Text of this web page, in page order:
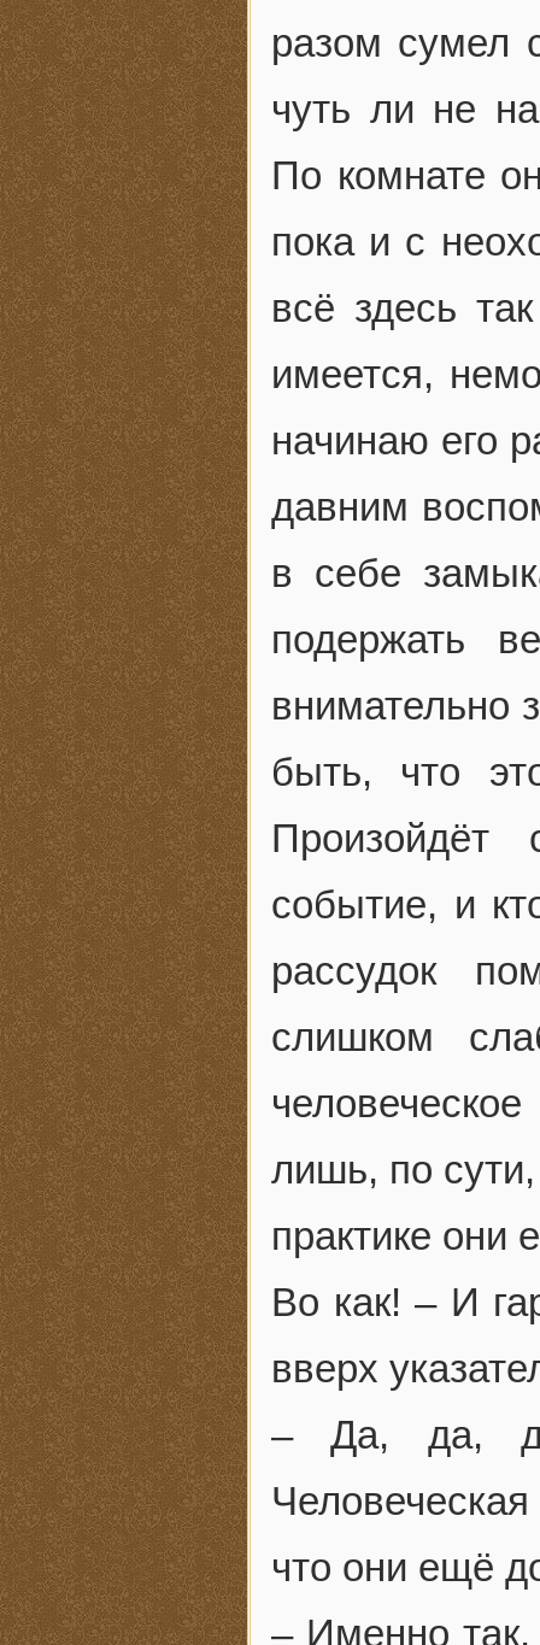
разом сумел
чуть ли не
По комнате
пока и с
всё здесь
имеется,
начинаю его
давним
в себе
подержать
внимательно
быть, что
Произойдёт
событие, и
рассудок
слишком
лишь, по
практике они
Во как! – И
вверх
– Да, да,
что они ещё
– Именно